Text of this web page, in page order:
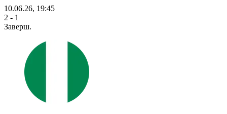
10.06.26, 19:45
2 - 1
Заверш.